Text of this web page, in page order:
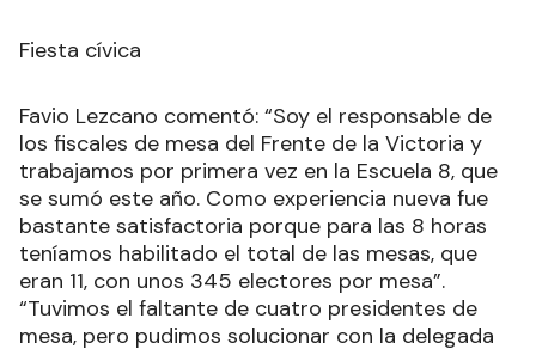
Fiesta cívica
Favio Lezcano comentó: “Soy el responsable de
los fiscales de mesa del Frente de la Victoria y
trabajamos por primera vez en la Escuela 8, que
se sumó este año. Como experiencia nueva fue
bastante satisfactoria porque para las 8 horas
teníamos habilitado el total de las mesas, que
eran 11, con unos 345 electores por mesa”.
“Tuvimos el faltante de cuatro presidentes de
mesa, pero pudimos solucionar con la delegada